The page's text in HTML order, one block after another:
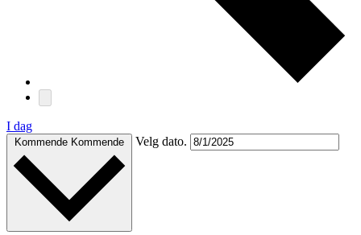
I dag
Kommende Kommende Velg dato.